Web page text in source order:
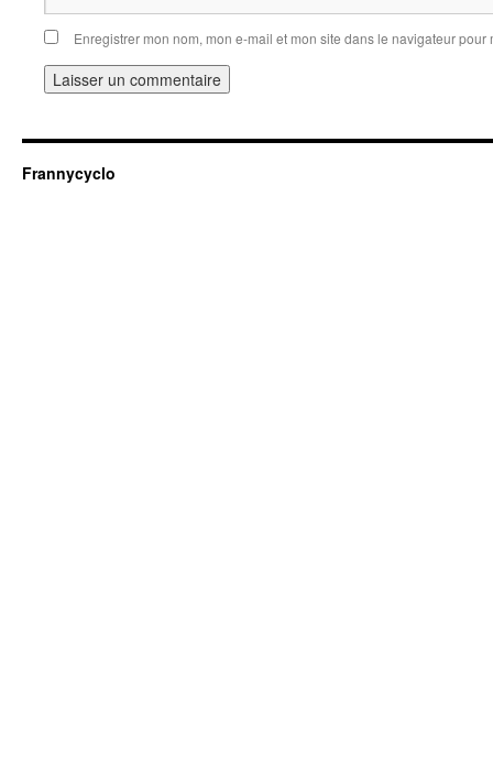
Enregistrer mon nom, mon e-mail et mon site dans le navigateur
Frannycyclo